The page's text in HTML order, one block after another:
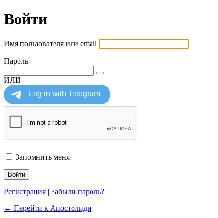
Войти
Имя пользователя или email
Пароль
ИЛИ
Запомнить меня
Регистрация | Забыли пароль?
← Перейти к Апостолиди